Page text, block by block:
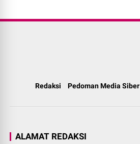
Redaksi Pedoman Media Siber
ALAMAT REDAKSI